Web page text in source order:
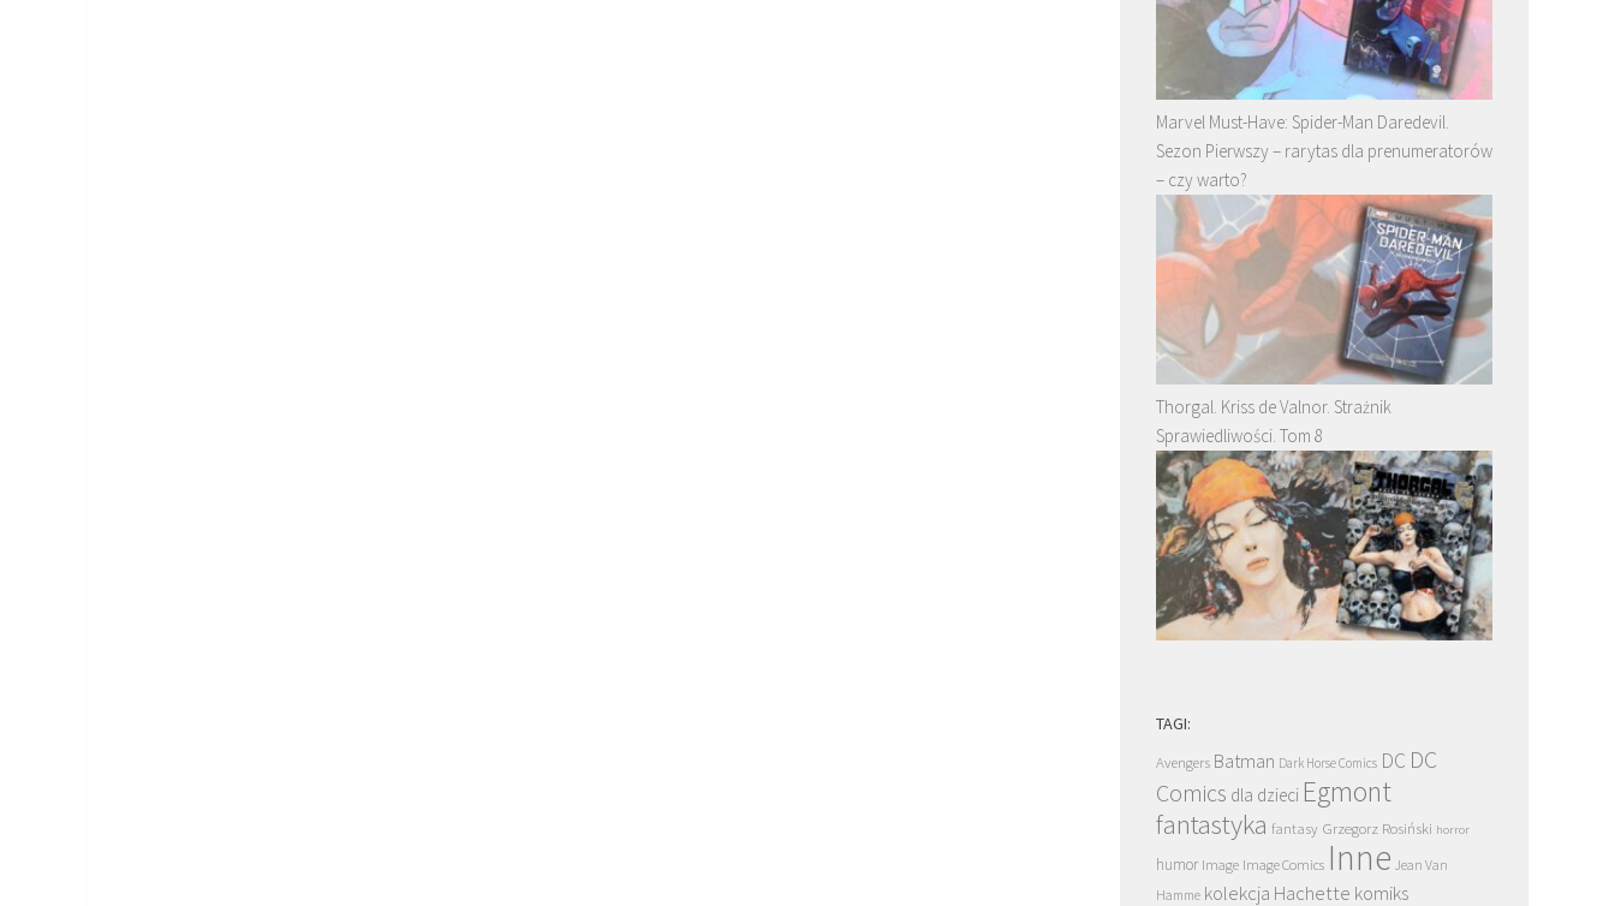
Marvel Must-Have: Spider-Man Daredevil.
Sezon Pierwszy – rarytas dla prenumeratorów
– czy warto?
Thorgal. Kriss de Valnor. Strażnik
Sprawiedliwości. Tom 8
TAGI:
Avengers Batman Dark Horse Comics DC DC
Comics dla dzieci Egmont
fantastyka fantasy Grzegorz Rosiński horror
humor Image Image Comics Inne Jean Van
Hamme kolekcja Hachette komiks